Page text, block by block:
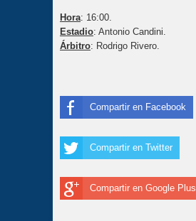
Hora: 16:00.
Estadio: Antonio Candini.
Árbitro: Rodrigo Rivero.
Compartir en Facebook
Compartir en Twitter
Compartir en Google Plus